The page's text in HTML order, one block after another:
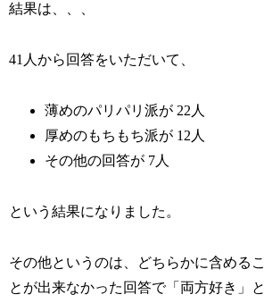
結果は、、、
41人から回答をいただいて、
薄めのパリパリ派が 22人
厚めのもちもち派が 12人
その他の回答が 7人
という結果になりました。
その他というのは、どちらかに含めるこ
とが出来なかった回答で「両方好き」と